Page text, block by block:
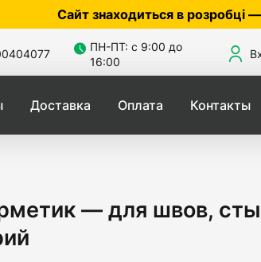
знаходиться в розробці — по ціні
ПН-ПТ: с 9:00 до
16:00
Доставка Оплата Контакты
— для швов,